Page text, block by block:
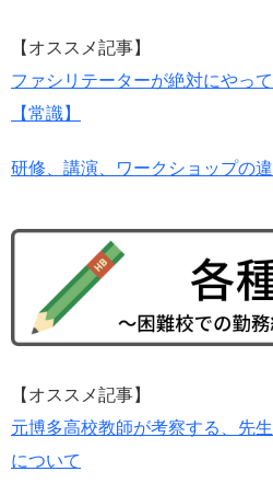
【オススメ記事】
ファシリテーターが絶対にやっ
【常識】
研修、講演、ワークショップの
【オススメ記事】
元博多高校教師が考察する、先
について